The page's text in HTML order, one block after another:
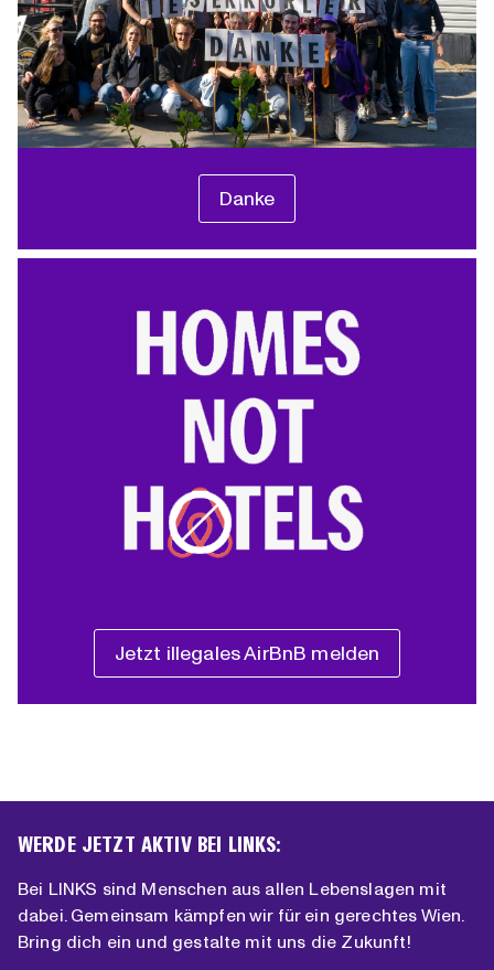
Danke
Jetzt illegales AirBnB melden
WERDE JETZT AKTIV BEI LINKS:
Bei LINKS sind Menschen aus allen Lebenslagen mit
dabei. Gemeinsam kämpfen wir für ein gerechtes Wien.
Bring dich ein und gestalte mit uns die Zukunft!